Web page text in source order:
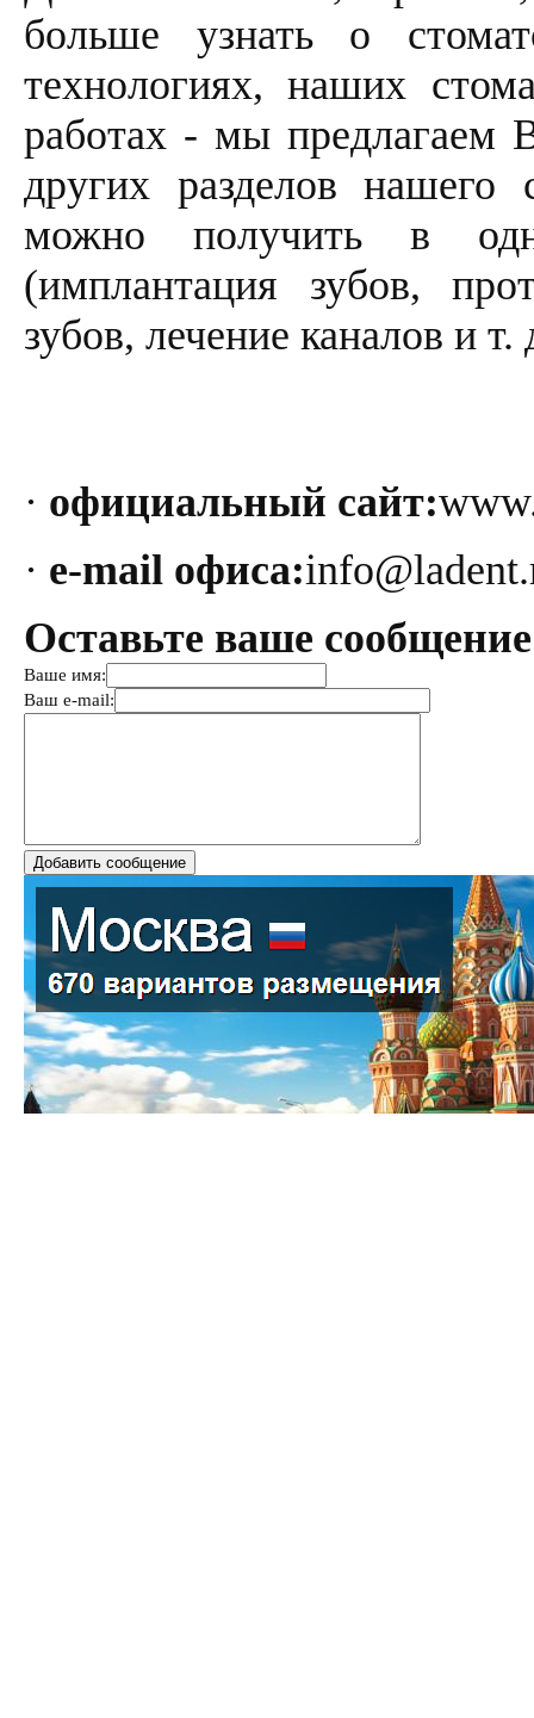
больше узнать о
технологиях, наших
работах - мы предлагаем
других разделов
можно получить в
(имплантация зубов,
зубов, лечение каналов и т.
· официальный сайт:
· e-mail офиса:
Оставьте ваше
Ваше имя:
Ваш e-mail: